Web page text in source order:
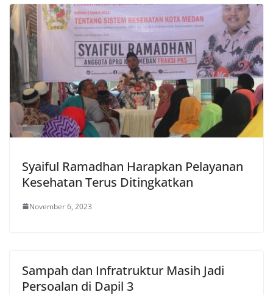
Syaiful Ramadhan Harapkan Pelayanan
Kesehatan Terus Ditingkatkan
November 6, 2023
Sampah dan Infratruktur Masih Jadi
Persoalan di Dapil 3